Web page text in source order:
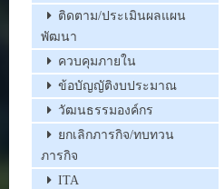
ติดตาม/ประเมินผลแผน
พัฒนา
ควบคุมภายใน
ข้อบัญญัติงบประมาณ
วัฒนธรรมองค์กร
ยกเลิกภารกิจ/ทบทวน
ภารกิจ
ITA